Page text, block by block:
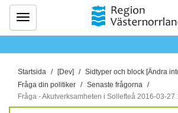
Meny
D
u
ä
Startsida [Dev]
Sidtyper och block [Ändra
Fråga din politiker
Senaste frågorna
Fråga - Akutverksamheten i Sollefteå 2016-03-27